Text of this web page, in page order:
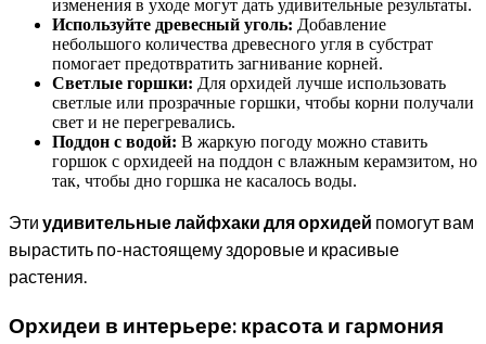
изменения в уходе могут дать удивительные результаты.
Используйте древесный уголь: Добавление
небольшого количества древесного угля в субстрат
помогает предотвратить загнивание корней.
Светлые горшки: Для орхидей лучше использовать
светлые или прозрачные горшки, чтобы корни получали
свет и не перегревались.
Поддон с водой: В жаркую погоду можно ставить
горшок с орхидеей на поддон с влажным керамзитом, но
так, чтобы дно горшка не касалось воды.
Эти удивительные лайфхаки для орхидей помогут вам
вырастить по-настоящему здоровые и красивые
растения.
Орхидеи в интерьере: красота и гармония